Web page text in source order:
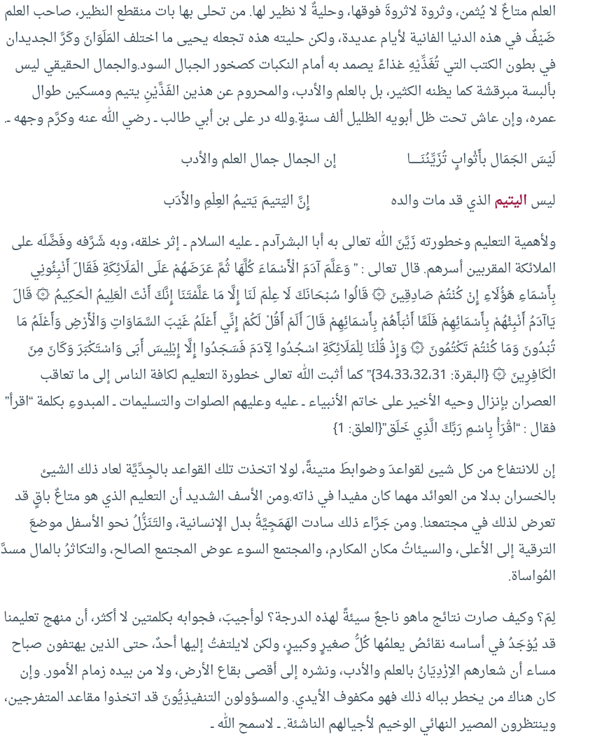
العلم متاعٌ لا يُثمن، وثروة لاثروةَ فوقها، وحليةٌ لا نظير لها. من تحلى بها بات منقطع النظير، صاحب العلم
ضَيْفٌ في هذه الدنيا الفانية لأيام عديدة، ولكن حليته هذه تجعله يحيى ما اختلف المَلَوَانَ وكَرَّ الجديدان
في بطون الكتب التي تُغَذِّيْهِ غذاءً يصمد به أمام النكبات كصخور الجبال السود.والجمال الحقيقي ليس
بألبسة مبرقشة كما يظنه الكثير، بل بالعلم والأدب، والمحروم عن هذين الفَذَّيْنِ يتيم ومسكين طوال
عمره، وإن عاش تحت ظل أبويه الظليل ألف سنةٍ.ولله در على بن أبي طالب ــ رضي الله عنه وكرَّم وجهه ــ.
لَيْسَ الجَمَال بأَثْوابٍ تُزَيِّنُنَـــــــا إن الجمال جمال العلم والأدب
ليساليتيمالذي قد مات والده إِنَّ اليَتيمَ يَتيمُ العِلْمِ والأَدَب
ولأهمية التعليم وخطورته زَيَّنَ الله تعالى به أبا البشرآدم ــ عليه السلام ــ إثر خلقه، وبه شَرَّفه وفَضَّلَه على
الملائكة المقربين أسرهم. قال تعالى : ” وَعَلَّمَ آدَمَ الْأَسْمَاءَ كُلَّهَا ثُمَّ عَرَضَهُمْ عَلَى الْمَلَائِكَةِ فَقَالَ أَنْبِئُونِي
بِأَسْمَاءِ هَؤُلَاءِ إِنْ كُنْتُمْ صَادِقِينَ ۞ قَالُوا سُبْحَانَكَ لَا عِلْمَ لَنَا إِلَّا مَا عَلَّمْتَنَا إِنَّكَ أَنْتَ الْعَلِيمُ الْحَكِيمُ ۞ قَالَ
يَاآدَمُ أَنْبِئْهُمْ بِأَسْمَائِهِمْ فَلَمَّا أَنْبَأَهُمْ بِأَسْمَائِهِمْ قَالَ أَلَمْ أَقُلْ لَكُمْ إِنِّي أَعْلَمُ غَيْبَ السَّمَاوَاتِ وَالْأَرْضِ وَأَعْلَمُ مَا
تُبْدُونَ وَمَا كُنْتُمْ تَكْتُمُونَ ۞ وَإِذْ قُلْنَا لِلْمَلَائِكَةِ اسْجُدُوا لِآدَمَ فَسَجَدُوا إِلَّا إِبْلِيسَ أَبَى وَاسْتَكْبَرَ وَكَانَ مِنَ
الْكَافِرِينَ ۞ {البقرة: 34،33،32،31}” كما أثبت الله تعالى خطورة التعليم لكافة الناس إلى ما تعاقب
العصران بإنزال وحيه الأخير على خاتم الأنبياء ــ عليه وعليهم الصلوات والتسليمات ــ المبدوءِ بكلمة “اقرأ”
فقال : “اقْرَأْ بِاسْمِ رَبِّكَ الَّذِي خَلَق”{العلق: 1}
إن للانتفاع من كل شيئ لقواعدَ وضوابطَ متينةً، لولا اتخذت تلك القواعد بالجِدِّيَّة لعاد ذلك الشيئ
بالخسران بدلا من العوائد مهما كان مفيدا في ذاته.ومن الأسف الشديد أن التعليم الذي هو متاعٌ باقٍ قد
تعرض لذلك في مجتمعنا. ومن جَرَّاء ذلك سادت الهَمَجِيَّةُ بدل الإنسانية، والتَنَزُّلُ نحو الأسفل موضعَ
الترقية إلى الأعلى، والسيئاتُ مكان المكارم، والمجتمع السوء عوض المجتمع الصالح، والتكاثرُ بالمال مسدَّ
المُواساة.
لِمَ؟ وكيف صارت نتائج ماهو ناجعٌ سيئةً لهذه الدرجة؟ لوأجيبَ، فجوابه بكلمتين لا أكثر، أن منهج تعليمنا
قد يُوْجَدُ في أساسه نقائصُ يعلمُها كُلُّ صغيرٍ وكبيرٍ، ولكن لايلتفتُ إليها أحدٌ، حتى الذين يهتفون صباح
مساء أن شعارهم الاِزْدِيَانُ بالعلم والأدب، ونشره إلى أقصى بقاع الأرض، ولا من بيده زمام الأمور. وإن
كان هناك من يخطر بباله ذلك فهو مكفوف الأيدي. والمسؤولون التنفيذِيُّونَ قد اتخذوا مقاعد المتفرجين،
وينتظرون المصير النهائي الوخيم لأجيالهم الناشئة. ــ لاسمح الله ــ